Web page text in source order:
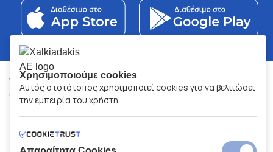
Χρησιμοποιούμε cookies
Αυτός ο ιστότοπος χρησιμοποιεί cookies για να βελτιώσει
την εμπειρία του χρήστη.